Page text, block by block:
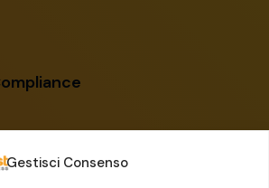
Gestisci Consenso